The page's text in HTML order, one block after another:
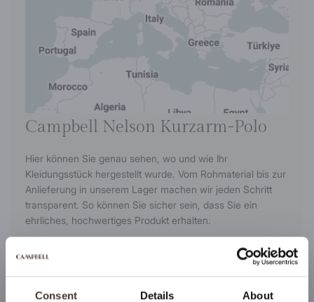
Consent Details About
Campbell Nelson Kurzarm-Polo
Hier können Sie genau sehen, wo und wie Ihr
Kleidungsstück hergestellt wurde. Vom Rohmaterial bis zur
Anlieferung in unserem Lager machen wir jeden Schritt
transparent. So können Sie sicher sein, dass Sie ein
ehrliches, hochwertiges Produkt erhalten.
Die Reise dieses Produkts ansehen